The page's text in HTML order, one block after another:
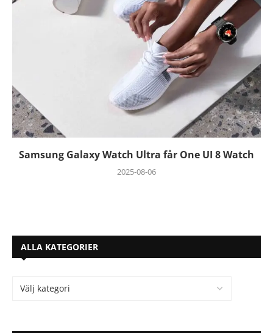
Samsung Galaxy Watch Ultra får One UI 8 Watch
2025-08-06
ALLA KATEGORIER